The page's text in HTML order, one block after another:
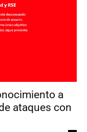
a
ataques con